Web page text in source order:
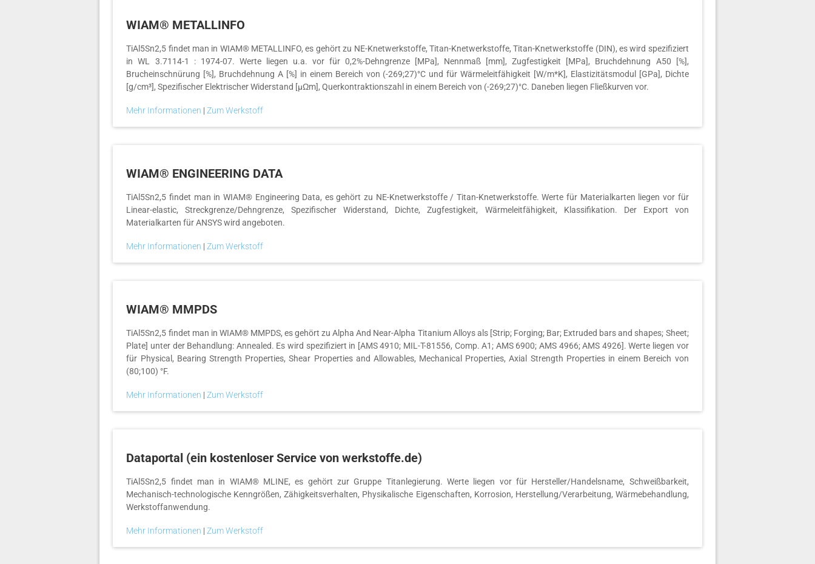
WIAM® METALLINFO
TiAl5Sn2,5 findet man in WIAM® METALLINFO, es gehört zu NE-Knetwerkstoffe, Titan-Knetwerkstoffe, Titan-Knetwerkstoffe (DIN), es wird spezifiziert
in WL 3.7114-1 : 1974-07. Werte liegen u.a. vor für 0,2%-Dehngrenze [MPa], Nennmaß [mm], Zugfestigkeit [MPa], Bruchdehnung A50 [%],
Brucheinschnürung [%], Bruchdehnung A [%] in einem Bereich von (-269;27)°C und für Wärmeleitfähigkeit [W/m*K], Elastizitätsmodul [GPa], Dichte
[g/cm³], Spezifischer Elektrischer Widerstand [µΩm], Querkontraktionszahl in einem Bereich von (-269;27)°C. Daneben liegen Fließkurven vor.
Mehr Informationen | Zum Werkstoff
WIAM® ENGINEERING DATA
TiAl5Sn2,5 findet man in WIAM® Engineering Data, es gehört zu NE-Knetwerkstoffe / Titan-Knetwerkstoffe. Werte für Materialkarten liegen vor für
Linear-elastic, Streckgrenze/Dehngrenze, Spezifischer Widerstand, Dichte, Zugfestigkeit, Wärmeleitfähigkeit, Klassifikation. Der Export von
Materialkarten für ANSYS wird angeboten.
Mehr Informationen | Zum Werkstoff
WIAM® MMPDS
TiAl5Sn2,5 findet man in WIAM® MMPDS, es gehört zu Alpha And Near-Alpha Titanium Alloys als [Strip; Forging; Bar; Extruded bars and shapes; Sheet;
Plate] unter der Behandlung: Annealed. Es wird spezifiziert in [AMS 4910; MIL-T-81556, Comp. A1; AMS 6900; AMS 4966; AMS 4926]. Werte liegen vor
für Physical, Bearing Strength Properties, Shear Properties and Allowables, Mechanical Properties, Axial Strength Properties in einem Bereich von
(80;100) °F.
Mehr Informationen | Zum Werkstoff
Dataportal (ein kostenloser Service von werkstoffe.de)
TiAl5Sn2,5 findet man in WIAM® MLINE, es gehört zur Gruppe Titanlegierung. Werte liegen vor für Hersteller/Handelsname, Schweißbarkeit,
Mechanisch-technologische Kenngrößen, Zähigkeitsverhalten, Physikalische Eigenschaften, Korrosion, Herstellung/Verarbeitung, Wärmebehandlung,
Werkstoffanwendung.
Mehr Informationen | Zum Werkstoff